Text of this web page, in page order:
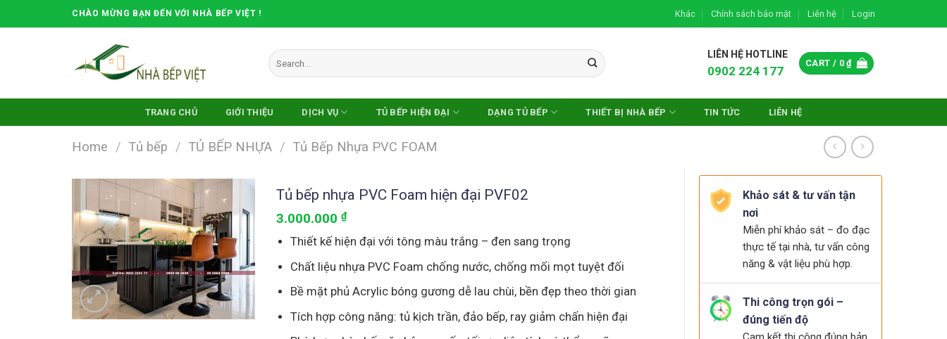
to
CHÀO MỪNG BẠN ĐẾN VỚI NHÀ BẾP VIỆT ! Khác Chính sách bảo mật Liên hệ Login
Search
for:
LIÊN HỆ HOTLINE
0902 224 177
CART / 0₫
TRANG CHỦ GIỚI THIỆU DỊCH VỤ TỦ BẾP HIỆN ĐẠI DẠNG TỦ BẾP THIẾT BỊ NHÀ BẾP TIN TỨC LIÊN HỆ
Home / Tủ bếp / TỦ BẾP NHỰA / Tủ Bếp Nhựa PVC FOAM
Khảo sát & tư vấn tận
nơi
Miễn phí khảo sát – đo đạc
thực tế tại nhà, tư vấn công
năng & vật liệu phù hợp.
Thi công trọn gói –
đúng tiến độ
Tủ bếp nhựa PVC Foam hiện đại PVF02
3.000.000 ₫
Thiết kế hiện đại với tông màu trắng – đen sang trọng
Chất liệu nhựa PVC Foam chống nước, chống mối mọt tuyệt đối
Bề mặt phủ Acrylic bóng gương dễ lau chùi, bền đẹp theo thời gian
Tích hợp công năng: tủ kịch trần, đảo bếp, ray giảm chấn hiện đại